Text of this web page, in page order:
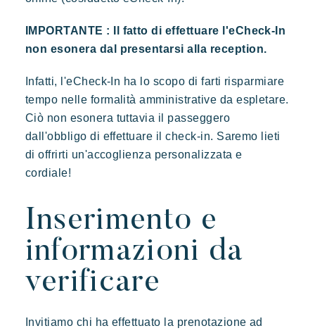
Kon Tiki
Festoso Paradiso tropicale Evasione
Le famose Tiki Huttes, un ambiente idilliaco e un servizio
eccezionale ai piedi della famosa spiaggia di Pampelonne.
Elegante Autentico Riservato
IMPORTANTE : Il fatto di effettuare l'eCheck-In
non esonera dal presentarsi alla reception.
Infatti, l'eCheck-In ha lo scopo di farti risparmiare
tempo nelle formalità amministrative da espletare.
Ciò non esonera tuttavia il passeggero
dall'obbligo di effettuare il check-in. Saremo lieti
di offrirti un'accoglienza personalizzata e
cordiale!
Inserimento e
informazioni da
verificare
Invitiamo chi ha effettuato la prenotazione ad